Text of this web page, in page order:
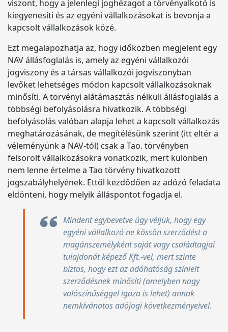
viszont, hogy a jelenlegi joghézagot a törvényalkotó is
kiegyenesíti és az egyéni vállalkozásokat is bevonja a
kapcsolt vállalkozások közé.
Ezt megalapozhatja az, hogy időközben megjelent egy
NAV állásfoglalás is, amely az egyéni vállalkozói
jogviszony és a társas vállalkozói jogviszonyban
levőket lehetséges módon kapcsolt vállalkozásoknak
minősíti. A törvényi alátámasztás nélküli állásfoglalás a
többségi befolyásolásra hivatkozik. A többségi
befolyásolás valóban alapja lehet a kapcsolt vállalkozás
meghatározásának, de megítélésünk szerint (itt eltér a
véleményünk a NAV-tól) csak a Tao. törvényben
felsorolt vállalkozásokra vonatkozik, mert különben
nem lenne értelme a Tao törvény hivatkozott
jogszabályhelyének. Ettől kezdődően az adózó feladata
eldönteni, hogy melyik álláspontot fogadja el.
Mindent egybevetve úgy véljük, hogy egy
egyéni vállalkozó ne kössön szerződést a
magánszemélyként saját vagy családtagjai
tulajdonát képező Kft.-vel, mert szinte
biztos, hogy ezt az adóhatóság színlelt
szerződésnek minősíti (amelyben nagy
valószínűséggel igaza is lehet) annak
nemkívánatos adójogi következményeivel.